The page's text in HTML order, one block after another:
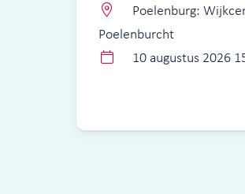
Poelenburg:
Poelenburcht
10 augustus 2026